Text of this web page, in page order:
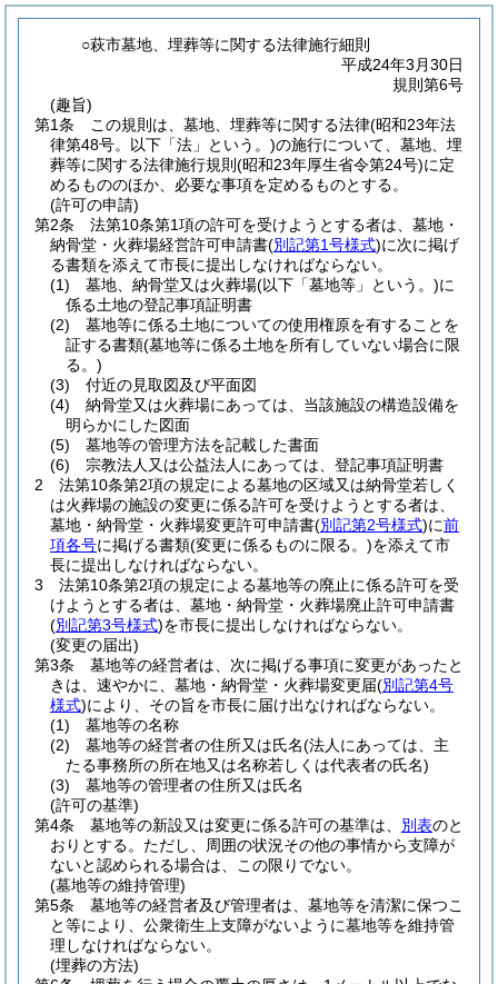
○萩市墓地、埋葬等に関する法律施行細則
平成24年3月30日
規則第6号
(趣旨)
第1条
この規則は、墓地、埋葬等に関する法律(昭和23年法
律第48号。以下「法」という。)の施行について、墓地、埋
葬等に関する法律施行規則 (昭和23年厚生省令第24号)に定
めるもののほか、必要な事項を定めるものとする。
(許可の申請)
第2条
法第10条第1項の許可を受けようとする者は、墓地・
納骨堂・火葬場経営許可申請書(別記第1号様式)に次に掲げ
る書類を添えて市長に提出しなければならない。
(1)
墓地、納骨堂又は火葬場(以下「墓地等」という。)に
係る土地の登記事項証明書
(2)
墓地等に係る土地についての使用権原を有することを
証する書類(墓地等に係る土地を所有していない場合に限
る。)
(3)
付近の見取図及び平面図
(4)
納骨堂又は火葬場にあっては、当該施設の構造設備を
明らかにした図面
(5)
墓地等の管理方法を記載した書面
(6)
宗教法人又は公益法人にあっては、登記事項証明書
2
法第10条第2項の規定による墓地の区域又は納骨堂若しく
は火葬場の施設の変更に係る許可を受けようとする者は、
墓地・納骨堂・火葬場変更許可申請書(別記第2号様式)に前
項各号に掲げる書類(変更に係るものに限る。)を添えて市
長に提出しなければならない。
3
法第10条第2項の規定による墓地等の廃止に係る許可を受
けようとする者は、墓地・納骨堂・火葬場廃止許可申請書
(別記第3号様式)を市長に提出しなければならない。
(変更の届出)
第3条
墓地等の経営者は、次に掲げる事項に変更があったと
きは、速やかに、墓地・納骨堂・火葬場変更届(別記第4号
様式)により、その旨を市長に届け出なければならない。
(1)
墓地等の名称
(2)
墓地等の経営者の住所又は氏名(法人にあっては、主
たる事務所の所在地又は名称若しくは代表者の氏名)
(3)
墓地等の管理者の住所又は氏名
(許可の基準)
第4条
墓地等の新設又は変更に係る許可の基準は、 別表のと
おりとする。 ただし、周囲の状況その他の事情から支障が
ないと認められる場合は、この限りでない。
(墓地等の維持管理)
第5条
墓地等の経営者及び管理者は、墓地等を清潔に保つこ
と等により、公衆衛生上支障がないように墓地等を維持管
理しなければならない。
(埋葬の方法)